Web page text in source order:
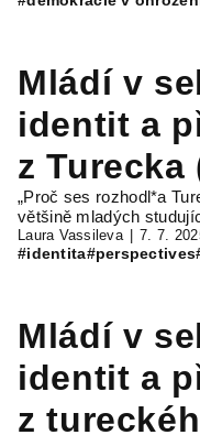
Mládí v
identit a
z Turecka
„Proč ses rozhodl*a
většině mladých
Laura Vassileva 7. 7.
#identita#perspectives
Mládí v
identit a
z